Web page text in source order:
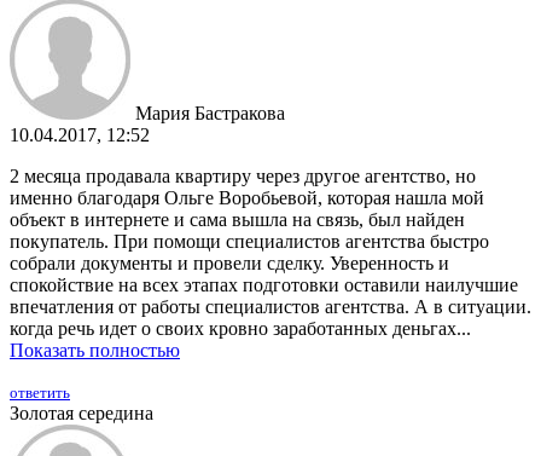
Мария Бастракова
10.04.2017, 12:52
2 месяца продавала квартиру через другое агентство, но
именно благодаря Ольге Воробьевой, которая нашла мой
объект в интернете и сама вышла на связь, был найден
покупатель. При помощи специалистов агентства быстро
собрали документы и провели сделку. Уверенность и
спокойствие на всех этапах подготовки оставили наилучшие
впечатления от работы специалистов агентства. А в ситуации.
когда речь идет о своих кровно заработанных деньгах...
Показать полностью
ответить
Золотая середина